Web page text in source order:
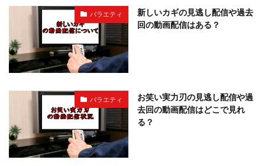
バラエティ
新しいカギの見逃し配信や過去
回の動画配信はある？
バラエティ
お笑い実力刃の見逃し配信や過
去回の動画配信はどこで見れ
る？